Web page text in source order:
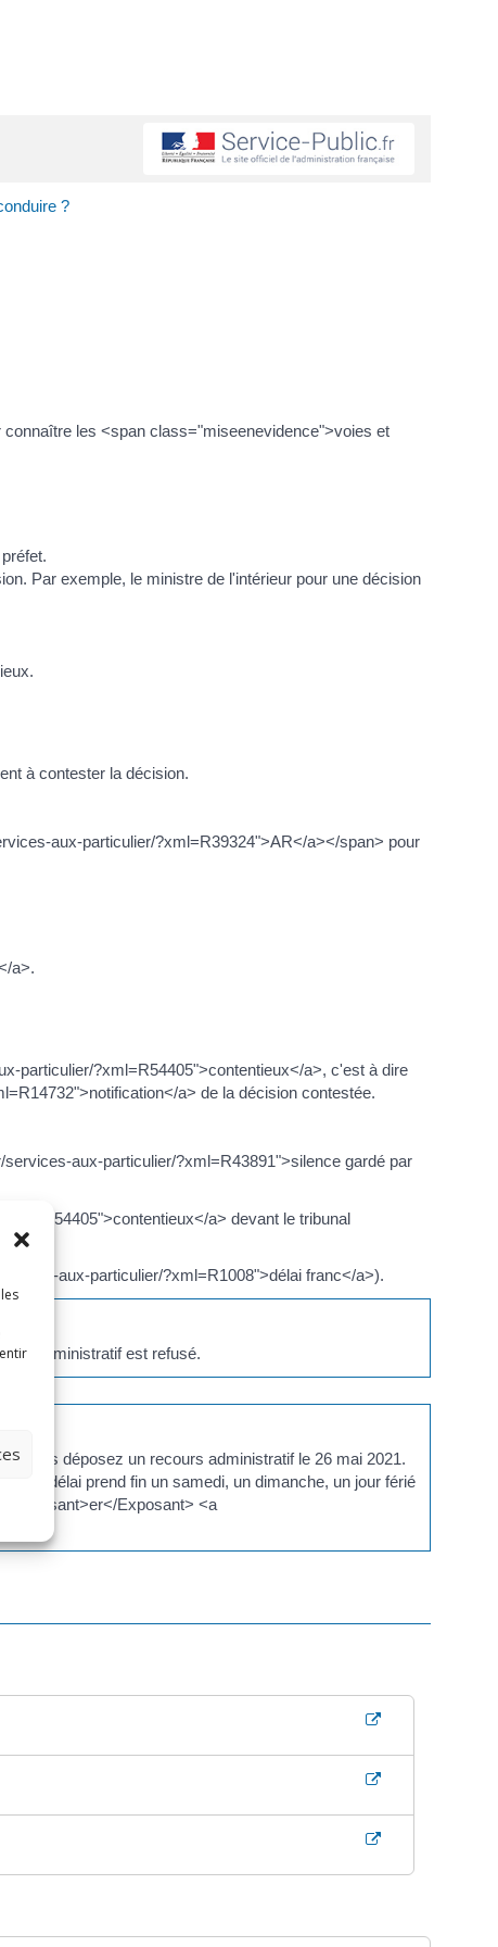
?
les <span class="miseenevidence">voies et
Par exemple, le ministre de l'intérieur pour une décision
à contester la décision.
aux-particulier/?xml=R39324">AR</a></span> pour
a>.
particulier/?xml=R54405">contentieux</a>, c'est à dire
a> de la décision contestée.
aux-particulier/?xml=R43891">silence gardé par
a> devant le tribunal
aux-particulier/?xml=R1008">délai franc</a>).
administratif est refusé.
Vous déposez un recours administratif le 26 mai 2021.
le délai prend fin un samedi, un dimanche, un jour férié
Exposant> <a